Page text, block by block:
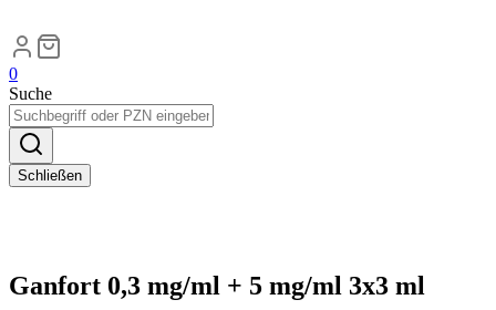
0
Suche
Schließen
Ganfort 0,3 mg/ml + 5 mg/ml 3x3 ml